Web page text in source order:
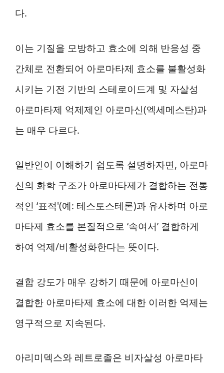
다.
이는 기질을 모방하고 효소에 의해 반응성 중
간체로 전환되어 아로마타제 효소를 불활성화
시키는 기전 기반의 스테로이드계 및 자살성
아로마타제 억제제인 아로마신(엑세메스탄)과
는 매우 다르다.
일반인이 이해하기 쉽도록 설명하자면, 아로마
신의 화학 구조가 아로마타제가 결합하는 전통
적인 ‘표적'(예: 테스토스테론)과 유사하며 아로
마타제 효소를 본질적으로 ‘속여서’ 결합하게
하여 억제/비활성화한다는 뜻이다.
결합 강도가 매우 강하기 때문에 아로마신이
결합한 아로마타제 효소에 대한 이러한 억제는
영구적으로 지속된다.
아리미덱스와 레트로졸은 비자살성 아로마타